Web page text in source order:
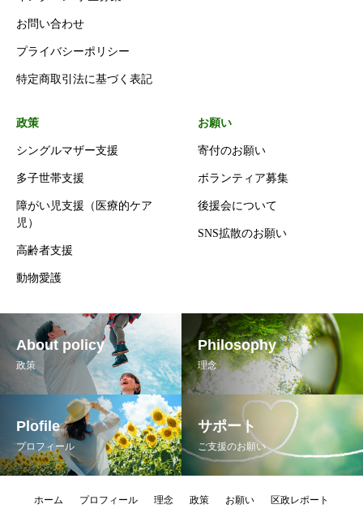
お問い合わせ
プライバシーポリシー
特定商取引法に基づく表記
政策
シングルマザー支援
多子世帯支援
障がい児支援（医療的ケア
児）
高齢者支援
動物愛護
お願い
寄付のお願い
ボランティア募集
後援会について
SNS拡散のお願い
About policy
政策
Philosophy
理念
Plofile
プロフィール
サポート
ご支援のお願い
ホーム プロフィール 理念 政策 お願い 区政レポート